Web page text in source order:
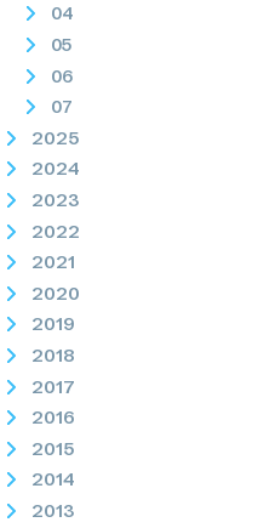
04
05
06
07
2025
2024
2023
2022
2021
2020
2019
2018
2017
2016
2015
2014
2013